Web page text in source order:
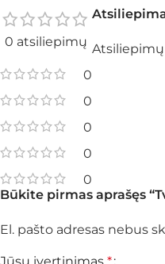
0 atsiliepimų
0
0
0
0
0
Atsiliepimų
Būkite pirmas aprašęs
El. pašto adresas nebus